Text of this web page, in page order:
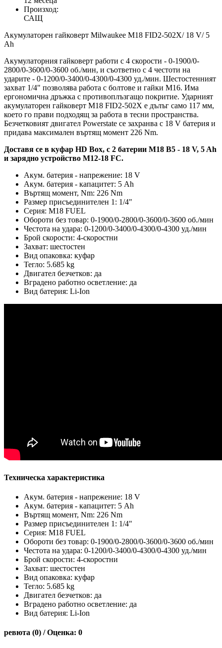
Произход:
САЩ
Акумулаторен гайковерт Milwaukee M18 FID2-502X/ 18 V/ 5
Ah
Акумулаторния гайковерт работи с 4 скорости - 0-1900/0-
2800/0-3600/0-3600 об./мин, и съответно с 4 честоти на
ударите - 0-1200/0-3400/0-4300/0-4300 уд./мин. Шестостенният
захват 1/4" позволява работа с болтове и гайки М16. Има
ергономична дръжка с противоплъзгащо покритие. Ударният
акумулаторен гайковерт M18 FID2-502X е дълъг само 117 мм,
което го прави подходящ за работа в тесни пространства.
Безчетковият двигател Powerstate се захранва с 18 V батерия и
придава максимален въртящ момент 226 Nm.
Доставя се в куфар HD Box, с 2 батерии M18 B5 - 18 V, 5 Ah
и зарядно устройство M12-18 FC.
Акум. батерия - напрежение: 18 V
Акум. батерия - капацитет: 5 Ah
Въртящ момент, Nm: 226 Nm
Размер присъединителен 1: 1/4"
Серия: M18 FUEL
Обороти без товар: 0-1900/0-2800/0-3600/0-3600 об./мин
Честота на удара: 0-1200/0-3400/0-4300/0-4300 уд./мин
Брой скорости: 4-скоростни
Захват: шестостен
Вид опаковка: куфар
Тегло: 5.685 kg
Двигател безчетков: да
Вградено работно осветление: да
Вид батерия: Li-Ion
Техническа характеристика
Акум. батерия - напрежение: 18 V
Акум. батерия - капацитет: 5 Ah
Въртящ момент, Nm: 226 Nm
Размер присъединителен 1: 1/4"
Серия: M18 FUEL
Обороти без товар: 0-1900/0-2800/0-3600/0-3600 об./мин
Честота на удара: 0-1200/0-3400/0-4300/0-4300 уд./мин
Брой скорости: 4-скоростни
Захват: шестостен
Вид опаковка: куфар
Тегло: 5.685 kg
Двигател безчетков: да
Вградено работно осветление: да
Вид батерия: Li-Ion
ревюта (0) / Оценка: 0